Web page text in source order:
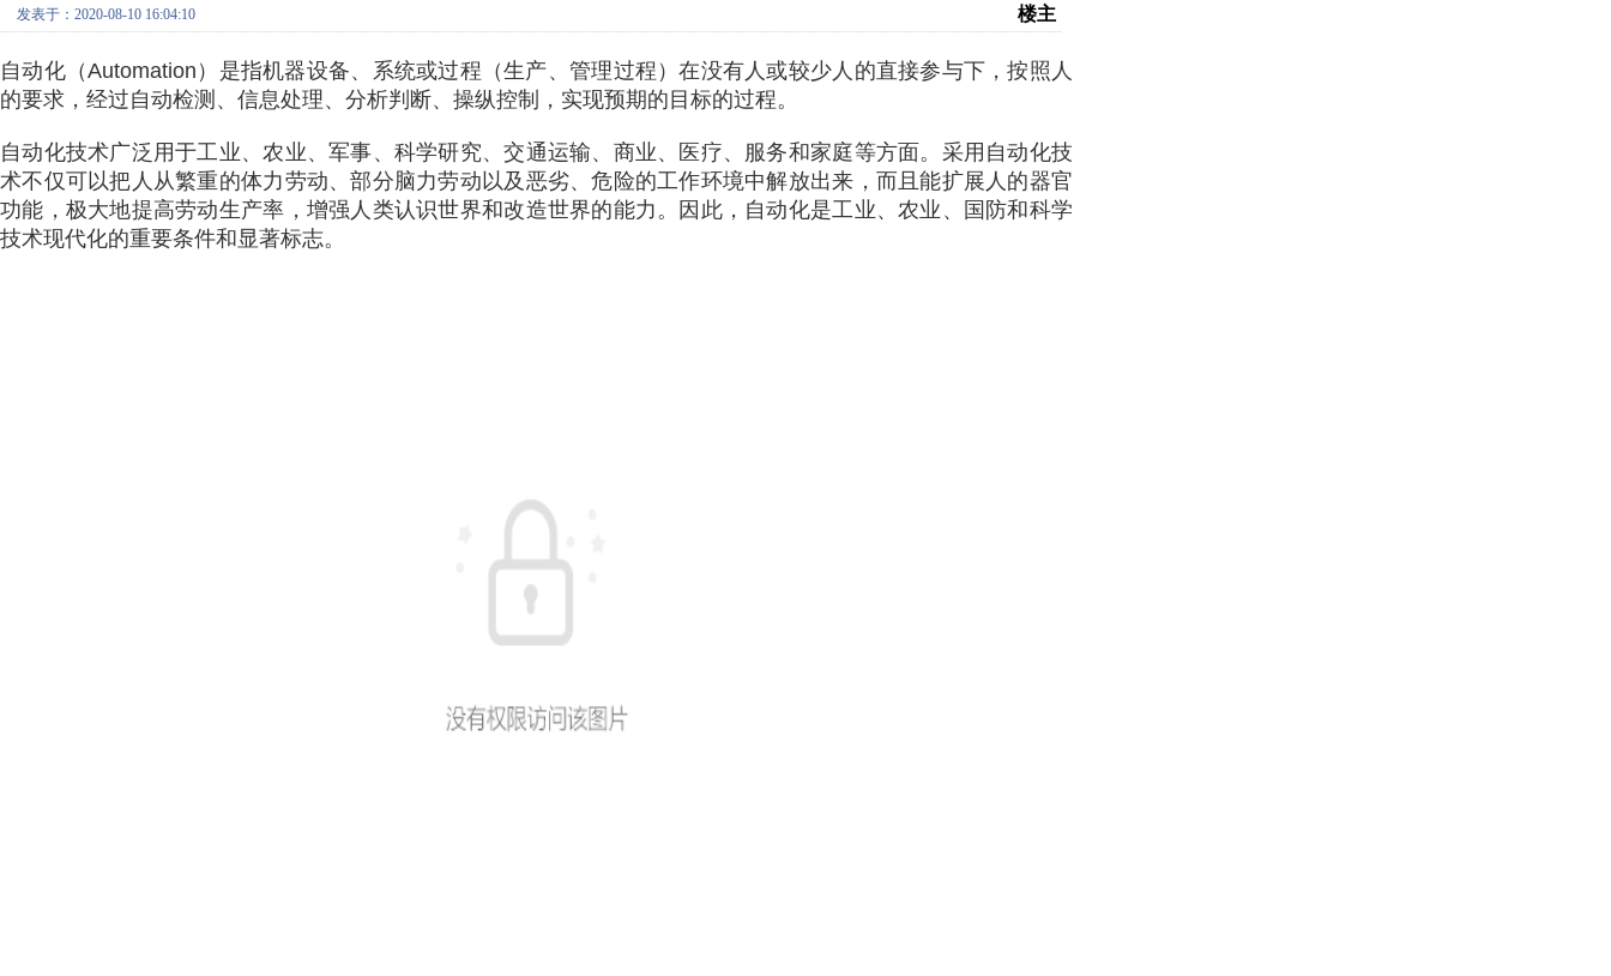
发表于：2020-08-10 16:04:10 楼主
自动化（Automation）是指机器设备、系统或过程（生产、管理过程）在没有人或较少人的直接参与下，按照人
的要求，经过自动检测、信息处理、分析判断、操纵控制，实现预期的目标的过程。
自动化技术广泛用于工业、农业、军事、科学研究、交通运输、商业、医疗、服务和家庭等方面。采用自动化技
术不仅可以把人从繁重的体力劳动、部分脑力劳动以及恶劣、危险的工作环境中解放出来，而且能扩展人的器官
功能，极大地提高劳动生产率，增强人类认识世界和改造世界的能力。因此，自动化是工业、农业、国防和科学
技术现代化的重要条件和显著标志。